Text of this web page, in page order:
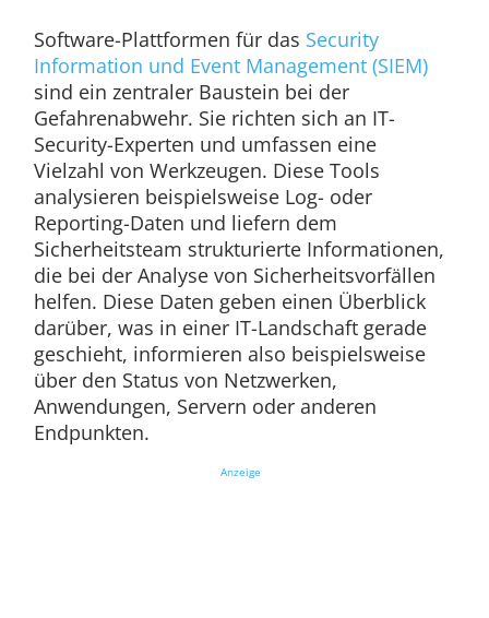
Software-Plattformen für das Security
Information und Event Management (SIEM)
sind ein zentraler Baustein bei der
Gefahrenabwehr. Sie richten sich an IT-
Security-Experten und umfassen eine
Vielzahl von Werkzeugen. Diese Tools
analysieren beispielsweise Log- oder
Reporting-Daten und liefern dem
Sicherheitsteam strukturierte Informationen,
die bei der Analyse von Sicherheitsvorfällen
helfen. Diese Daten geben einen Überblick
darüber, was in einer IT-Landschaft gerade
geschieht, informieren also beispielsweise
über den Status von Netzwerken,
Anwendungen, Servern oder anderen
Endpunkten.
Anzeige